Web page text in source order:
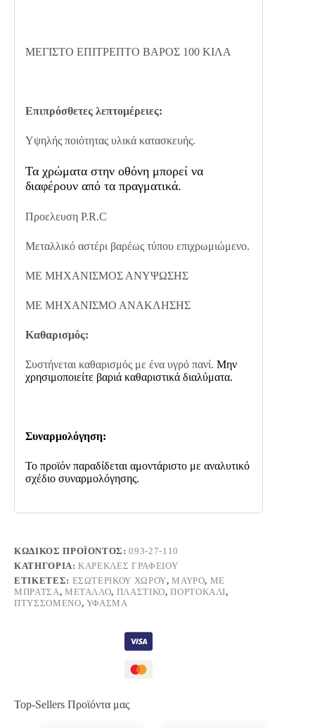
ΜΕΓΙΣΤΟ ΕΠΙΤΡΕΠΤΟ ΒΑΡΟΣ 100 ΚΙΛΑ
Επιπρόσθετες λεπτομέρειες:
Υψηλής ποιότητας υλικά κατασκευής.
Τα χρώματα στην οθόνη μπορεί να
διαφέρουν από τα πραγματικά.
Προελευση P.R.C
Μεταλλικό αστέρι βαρέως τύπου επιχρωμιώμενο.
ΜΕ ΜΗΧΑΝΙΣΜΟΣ ΑΝΥΨΩΣΗΣ
ΜΕ ΜΗΧΑΝΙΣΜΟ ΑΝΑΚΛΗΣΗΣ
Καθαρισμός:
Συστήνεται καθαρισμός με ένα υγρό πανί. Μην
χρησιμοποιείτε βαριά καθαριστικά διαλύματα.
Συναρμολόγηση:
Το προϊόν παραδίδεται αμοντάριστο με αναλυτικό
σχέδιο συναρμολόγησης.
ΚΩΔΙΚΌΣ ΠΡΟΪΌΝΤΟΣ:093-27-110
ΚΑΤΗΓΟΡΊΑ:ΚΑΡΈΚΛΕΣ ΓΡΑΦΕΊΟΥ
ΕΤΙΚΈΤΕΣ: ΕΣΩΤΕΡΙΚΟΎ ΧΏΡΟΥ,ΜΑΎΡΟ, ΜΕ
ΜΠΡΆΤΣΑ, ΜΈΤΑΛΛΟ, ΠΛΑΣΤΙΚΌ,ΠΟΡΤΟΚΑΛΊ,
ΠΤΥΣΣΌΜΕΝΟ, ΎΦΑΣΜΑ
Top-Sellers Προϊόντα μας